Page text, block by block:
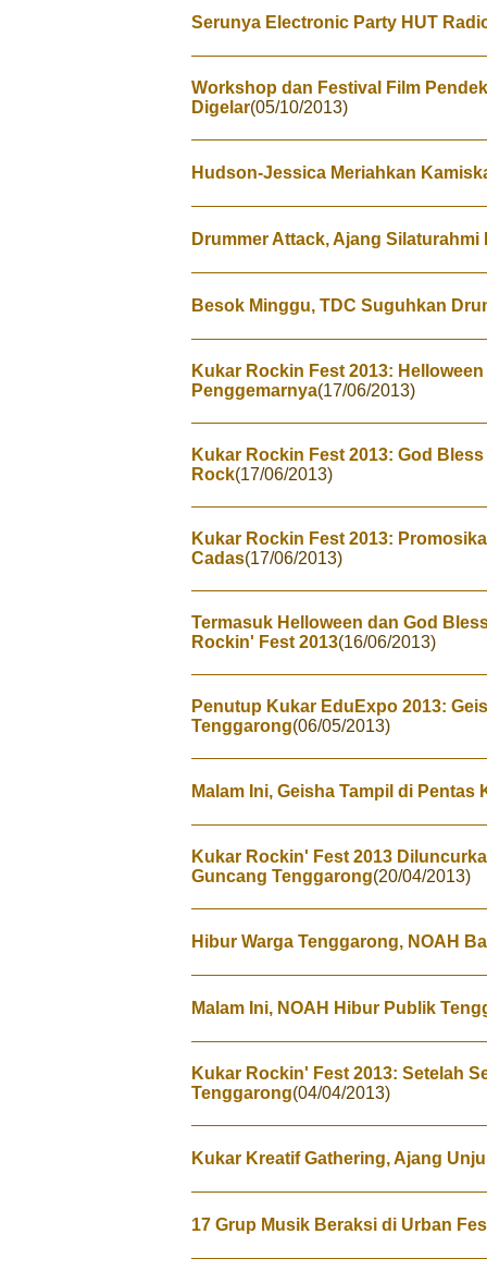
Serunya Electronic Party HUT
Workshop dan Festival Film
Digelar(05/10/2013)
Hudson-Jessica Meriahkan
Drummer Attack, Ajang
Besok Minggu, TDC Suguhkan
Kukar Rockin Fest 2013:
Penggemarnya(17/06/2013)
Kukar Rockin Fest 2013: God
Rock(17/06/2013)
Kukar Rockin Fest 2013:
Cadas(17/06/2013)
Termasuk Helloween dan God
Rockin' Fest 2013(16/06/2013)
Penutup Kukar EduExpo 2013:
Tenggarong(06/05/2013)
Malam Ini, Geisha Tampil di Pentas
Kukar Rockin' Fest 2013
Guncang Tenggarong(20/04/2013)
Hibur Warga Tenggarong, NOAH
Malam Ini, NOAH Hibur Publik
Kukar Rockin' Fest 2013: Setelah
Tenggarong(04/04/2013)
Kukar Kreatif Gathering, Ajang
17 Grup Musik Beraksi di Urban